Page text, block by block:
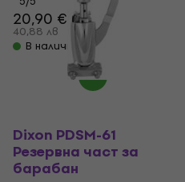
20,90 €
40,88 лв
В наличност
Dixon PDSM-61
Резервна част за
барабан